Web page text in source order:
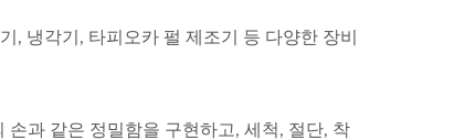
냉각기, 타피오카 펄 제조기 등 다양한 장비
과 같은 정밀함을 구현하고, 세척, 절단, 착